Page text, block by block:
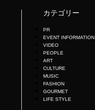
カテゴリー
PR
EVENT INFORMATION
VIDEO
PEOPLE
ART
CULTURE
MUSIC
FASHION
GOURMET
LIFE STYLE